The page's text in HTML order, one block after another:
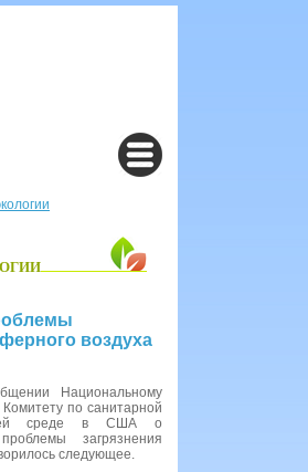
воздуха
Национальному
Комитету по санитарной
среде в США о
загрязнения
следующее.